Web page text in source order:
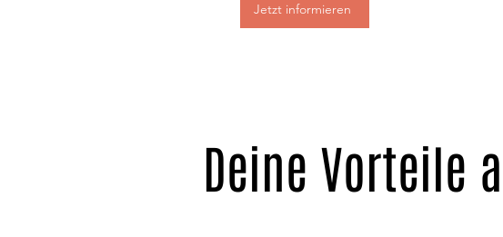
Jetzt informieren
Deine Vorteile